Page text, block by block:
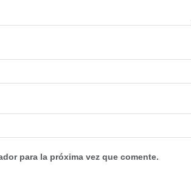
para la próxima vez que comente.